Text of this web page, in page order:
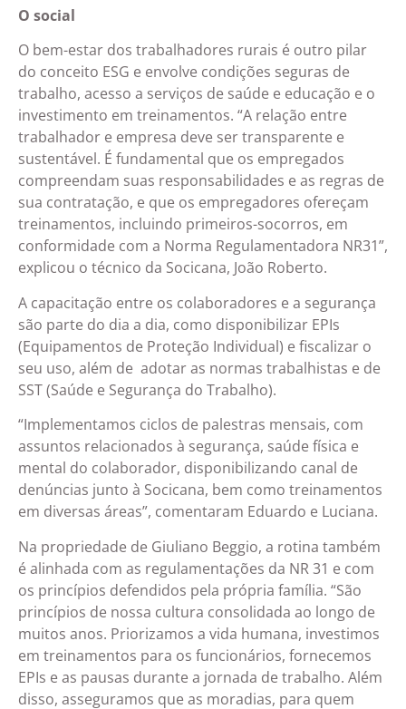
O social
O bem-estar dos trabalhadores rurais é outro pilar
do conceito ESG e envolve condições seguras de
trabalho, acesso a serviços de saúde e educação e o
investimento em treinamentos. “A relação entre
trabalhador e empresa deve ser transparente e
sustentável. É fundamental que os empregados
compreendam suas responsabilidades e as regras de
sua contratação, e que os empregadores ofereçam
treinamentos, incluindo primeiros-socorros, em
conformidade com a Norma Regulamentadora NR31”,
explicou o técnico da Socicana, João Roberto.
A capacitação entre os colaboradores e a segurança
são parte do dia a dia, como disponibilizar EPIs
(Equipamentos de Proteção Individual) e fiscalizar o
seu uso, além de adotar as normas trabalhistas e de
SST (Saúde e Segurança do Trabalho).
“Implementamos ciclos de palestras mensais, com
assuntos relacionados à segurança, saúde física e
mental do colaborador, disponibilizando canal de
denúncias junto à Socicana, bem como treinamentos
em diversas áreas”, comentaram Eduardo e Luciana.
Na propriedade de Giuliano Beggio, a rotina também
é alinhada com as regulamentações da NR 31 e com
os princípios defendidos pela própria família. “São
princípios de nossa cultura consolidada ao longo de
muitos anos. Priorizamos a vida humana, investimos
em treinamentos para os funcionários, fornecemos
EPIs e as pausas durante a jornada de trabalho. Além
disso, asseguramos que as moradias, para quem